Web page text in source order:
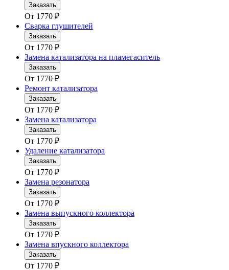
Заказать
От 1770 ₽
Сварка глушителей
Заказать
От 1770 ₽
Замена катализатора на пламегаситель
Заказать
От 1770 ₽
Ремонт катализатора
Заказать
От 1770 ₽
Замена катализатора
Заказать
От 1770 ₽
Удаление катализатора
Заказать
От 1770 ₽
Замена резонатора
Заказать
От 1770 ₽
Замена выпускного коллектора
Заказать
От 1770 ₽
Замена впускного коллектора
Заказать
От 1770 ₽